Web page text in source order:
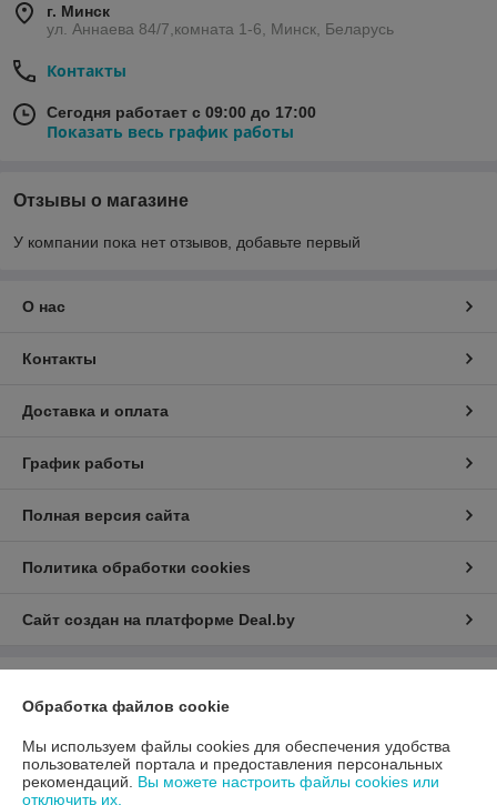
г. Минск
ул. Аннаева 84/7,комната 1-6, Минск, Беларусь
Контакты
Сегодня работает с 09:00 до 17:00
Показать весь график работы
Отзывы о магазине
У компании пока нет отзывов, добавьте первый
О нас
Контакты
Доставка и оплата
График работы
Полная версия сайта
Политика обработки cookies
Сайт создан на платформе Deal.by
220037, г. Минск, ул. Аннаева 84/7,комната 1-6
Регистрационный номер ЕГР: 193597061
Обработка файлов cookie
Мы используем файлы cookies для обеспечения удобства
пользователей портала и предоставления персональных
рекомендаций. Вы можете настроить файлы cookies или
отключить их.